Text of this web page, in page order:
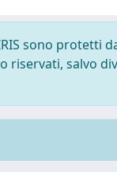
sono protetti
riservati, salvo